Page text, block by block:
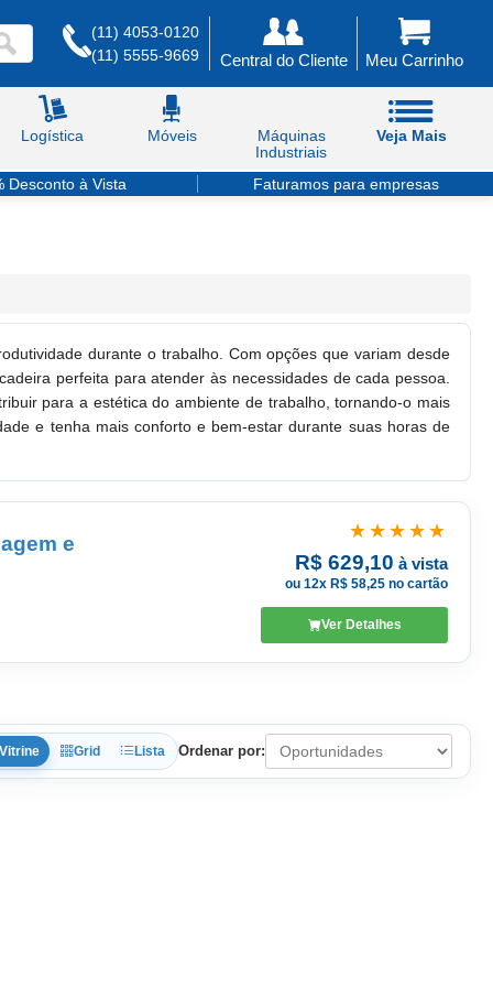
(11) 4053-0120
(11) 5555-9669
Central do Cliente Meu Carrinho
Logística Móveis
Máquinas
Industriais
Veja Mais
Desconto à Vista Faturamos para empresas
durante o trabalho. Com opções que variam desde
perfeita para atender às necessidades de cada pessoa.
para a estética do ambiente de trabalho, tornando-o mais
e tenha mais conforto e bem-estar durante suas horas de
e
★★★★★
R$ 629,10 à vista
ou 12x R$ 58,25 no cartão
Ver Detalhes
Vitrine Grid Lista Ordenar por: